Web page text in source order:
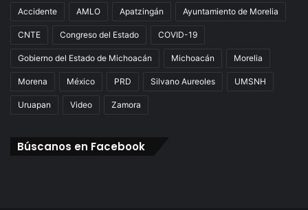
Accidente AMLO Apatzingán Ayuntamiento de Morelia
CNTE Congreso del Estado COVID-19
Gobierno del Estado de Michoacán Michoacán Morelia
Morena México PRD Silvano Aureoles UMSNH
Uruapan Video Zamora
Búscanos en Facebook